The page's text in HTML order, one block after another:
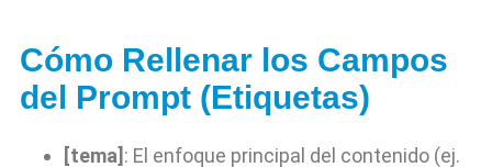
Cómo Rellenar los Campos
del Prompt (Etiquetas)
[tema] : El enfoque principal del contenido (ej.